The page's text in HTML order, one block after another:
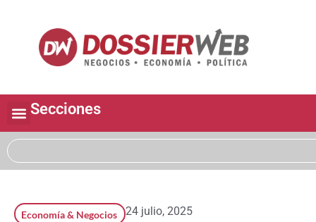
Secciones
Economía & Negocios 24 julio, 2025